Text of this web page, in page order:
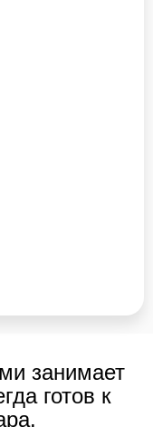
занимает
готов к